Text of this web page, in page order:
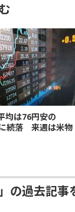
均は76円安の
続落 来週は米物
の過去記事